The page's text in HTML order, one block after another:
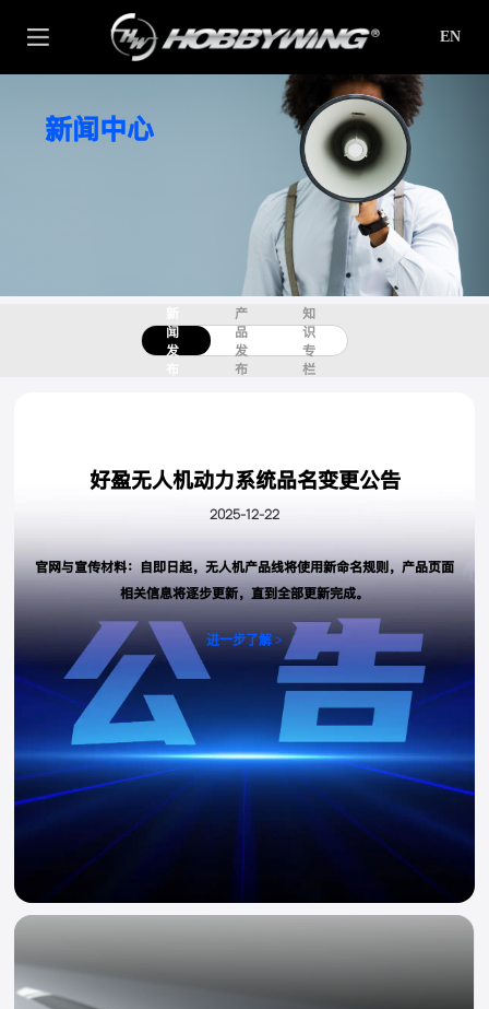
EN
新闻中心
闻
发
产
品
发
布
知
识
专
栏
好盈无人机动力系统品名变更公告
2025-12-22
官网与宣传材料：自即日起，无人机产品线将使用新命名规则，产品页面
相关信息将逐步更新，直到全部更新完成。
进一步了解 >